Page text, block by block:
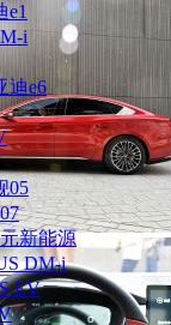
e1
i
迪e6
05
新能源
DM-i
EV